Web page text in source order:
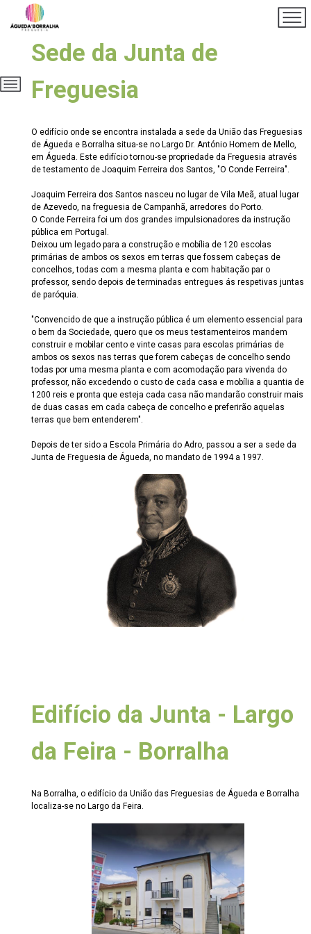
Sede da Junta de
Freguesia
O edifício onde se encontra instalada a sede da União das Freguesias
de Águeda e Borralha situa-se no Largo Dr. António Homem de Mello,
em Águeda. Este edifício tornou-se propriedade da Freguesia através
de testamento de Joaquim Ferreira dos Santos, "O Conde Ferreira".
Joaquim Ferreira dos Santos nasceu no lugar de Vila Meã, atual lugar
de Azevedo, na freguesia de Campanhã, arredores do Porto.
O Conde Ferreira foi um dos grandes impulsionadores da instrução
pública em Portugal.
Deixou um legado para a construção e mobília de 120 escolas
primárias de ambos os sexos em terras que fossem cabeças de
concelhos, todas com a mesma planta e com habitação par o
professor, sendo depois de terminadas entregues ás respetivas juntas
de paróquia.
"Convencido de que a instrução pública é um elemento essencial para
o bem da Sociedade, quero que os meus testamenteiros mandem
construir e mobilar cento e vinte casas para escolas primárias de
ambos os sexos nas terras que forem cabeças de concelho sendo
todas por uma mesma planta e com acomodação para vivenda do
professor, não excedendo o custo de cada casa e mobília a quantia de
1200 reis e pronta que esteja cada casa não mandarão construir mais
de duas casas em cada cabeça de concelho e preferirão aquelas
terras que bem entenderem".
Depois de ter sido a Escola Primária do Adro, passou a ser a sede da
Junta de Freguesia de Águeda, no mandato de 1994 a 1997.
Edifício da Junta - Largo
da Feira - Borralha
Na Borralha, o edifício da União das Freguesias de Águeda e Borralha
localiza-se no Largo da Feira.